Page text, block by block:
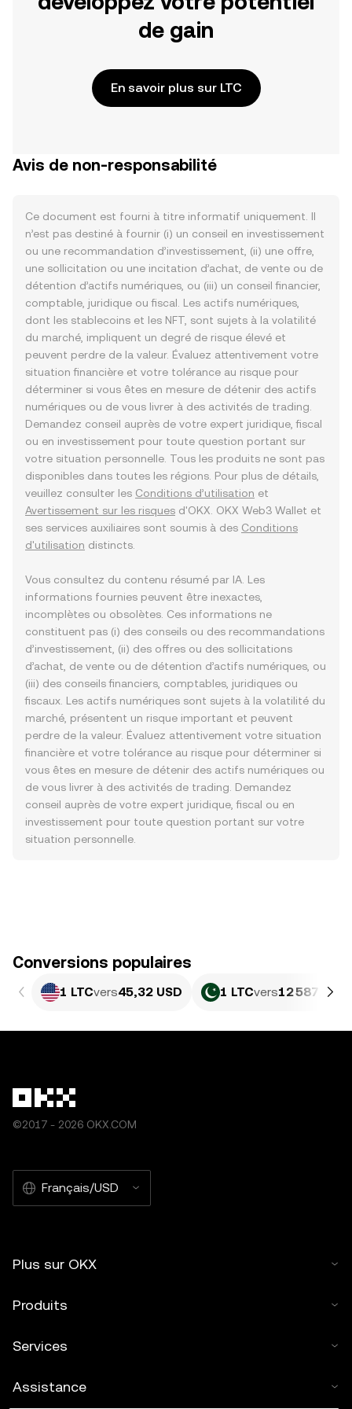
de gain
En savoir plus sur LTC
Avis de non-responsabilité
Ce document est fourni à titre informatif uniquement. Il
n’est pas destiné à fournir (i) un conseil en investissement
ou une recommandation d’investissement, (ii) une offre,
une sollicitation ou une incitation d’achat, de vente ou de
détention d’actifs numériques, ou (iii) un conseil financier,
comptable, juridique ou fiscal. Les actifs numériques,
dont les stablecoins et les NFT, sont sujets à la volatilité
du marché, impliquent un degré de risque élevé et
peuvent perdre de la valeur. Évaluez attentivement votre
situation financière et votre tolérance au risque pour
déterminer si vous êtes en mesure de détenir des actifs
numériques ou de vous livrer à des activités de trading.
Demandez conseil auprès de votre expert juridique, fiscal
ou en investissement pour toute question portant sur
votre situation personnelle. Tous les produits ne sont pas
disponibles dans toutes les régions. Pour plus de détails,
veuillez consulter les Conditions d’utilisation et
Avertissement sur les risques d'OKX. OKX Web3 Wallet et
ses services auxiliaires sont soumis à des Conditions
d'utilisation distincts.
Vous consultez du contenu résumé par IA. Les
informations fournies peuvent être inexactes,
incomplètes ou obsolètes. Ces informations ne
constituent pas (i) des conseils ou des recommandations
d’investissement, (ii) des offres ou des sollicitations
d’achat, de vente ou de détention d’actifs numériques, ou
(iii) des conseils financiers, comptables, juridiques ou
fiscaux. Les actifs numériques sont sujets à la volatilité du
marché, présentent un risque important et peuvent
perdre de la valeur. Évaluez attentivement votre situation
financière et votre tolérance au risque pour déterminer si
vous êtes en mesure de détenir des actifs numériques ou
de vous livrer à des activités de trading. Demandez
conseil auprès de votre expert juridique, fiscal ou en
investissement pour toute question portant sur votre
situation personnelle.
Conversions populaires
1 LTCvers45,32 USD 1 LTCvers12 587,63
©2017 - 2026 OKX.COM
Français/USD
Plus sur OKX
Produits
Services
Assistance